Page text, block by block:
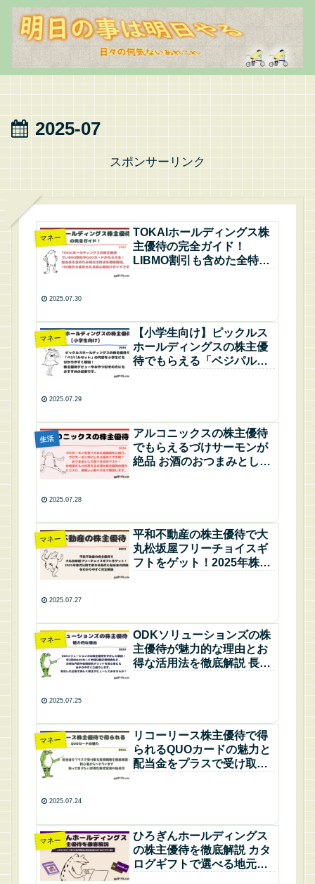
2025-07
スポンサーリンク
マネー
TOKAIホールディングス株
主優待の完全ガイド！
LIBMO割引も含めた全特典
2025.07.30
マネー
【小学生向け】ピックルス
ホールディングスの株主優
待でもらえる「ベジパルセ
2025.07.29
生活
アルコニックスの株主優待
でもらえるづけサーモンが
絶品 お酒のおつまみとして
2025.07.28
マネー
平和不動産の株主優待で大
丸松坂屋フリーチョイスギ
フトをゲット！2025年株式
2025.07.27
マネー
ODKソリューションズの株
主優待が魅力的な理由とお
得な活用法を徹底解説 長期
2025.07.25
マネー
リコーリース株主優待で得
られるQUOカードの魅力と
配当金をプラスで受け取る
2025.07.24
マネー
ひろぎんホールディングス
の株主優待を徹底解説 カタ
ログギフトで選べる地元特